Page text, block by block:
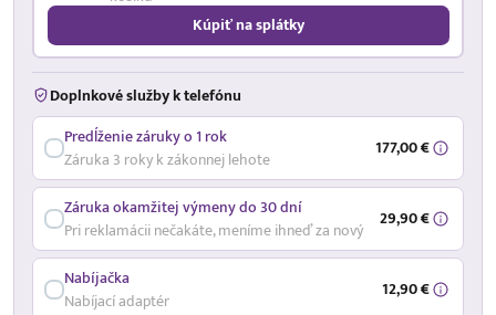
Kúpiť na splátky
Doplnkové služby k telefónu
Predĺženie záruky o 1 rok
Záruka 3 roky k zákonnej lehote
177,00 €
Záruka okamžitej výmeny do 30 dní
Pri reklamácii nečakáte, meníme ihneď za nový
29,90 €
Nabíjačka
Nabíjací adaptér
12,90 €